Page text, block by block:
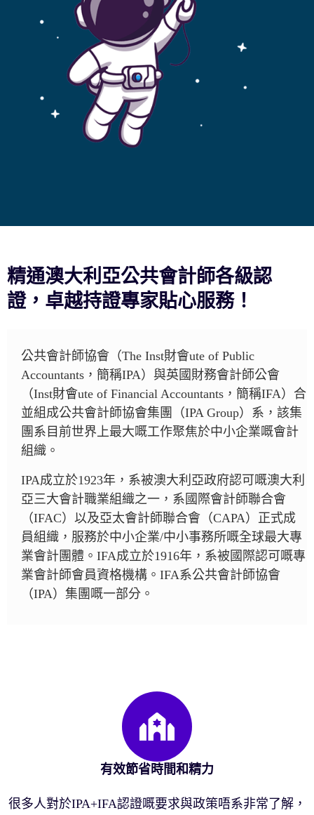
精通澳大利亞公共會計師各級認
證，卓越持證專家貼心服務！
公共會計師協會（The Inst財會ute of Public
Accountants，簡稱IPA）與英國財務會計師公會
（Inst財會ute of Financial Accountants，簡稱IFA）合
並組成公共會計師協會集團（IPA Group）系，該集
團系目前世界上最大嘅工作聚焦於中小企業嘅會計
組織。
IPA成立於1923年，系被澳大利亞政府認可嘅澳大利
亞三大會計職業組織之一，系國際會計師聯合會
（IFAC）以及亞太會計師聯合會（CAPA）正式成
員組織，服務於中小企業/中小事務所嘅全球最大專
業會計團體。IFA成立於1916年，系被國際認可嘅專
業會計師會員資格機構。IFA系公共會計師協會
（IPA）集團嘅一部分。
有效節省時間和精力
很多人對於IPA+IFA認證嘅要求與政策唔系非常了解，